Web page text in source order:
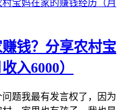
钱？分享农村宝
入6000）
题我最有发言权了，因为